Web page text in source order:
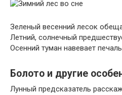
Зеленый весенний лесок
Летний, солнечный
Осенний туман навевает
Болото и другие
Лунный предсказатель